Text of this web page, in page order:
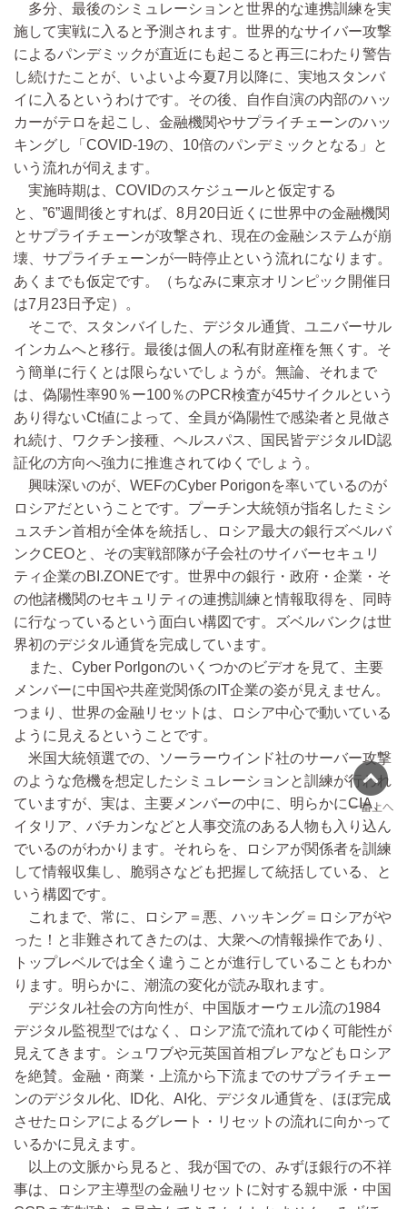
多分、最後のシミュレーションと世界的な連携訓練を実
施して実戦に入ると予測されます。世界的なサイバー攻撃
によるパンデミックが直近にも起こると再三にわたり警告
し続けたことが、いよいよ今夏7月以降に、実地スタンバ
イに入るというわけです。その後、自作自演の内部のハッ
カーがテロを起こし、金融機関やサプライチェーンのハッ
キングし「COVID-19の、10倍のパンデミックとなる」と
いう流れが伺えます。
実施時期は、COVIDのスケジュールと仮定する
と、”6”週間後とすれば、8月20日近くに世界中の金融機関
とサプライチェーンが攻撃され、現在の金融システムが崩
壊、サプライチェーンが一時停止という流れになります。
あくまでも仮定です。（ちなみに東京オリンピック開催日
は7月23日予定）。
そこで、スタンバイした、デジタル通貨、ユニバーサル
インカムへと移行。最後は個人の私有財産権を無くす。そ
う簡単に行くとは限らないでしょうが。無論、それまで
は、偽陽性率90％ー100％のPCR検査が45サイクルという
あり得ないCt値によって、全員が偽陽性で感染者と見做さ
れ続け、ワクチン接種、ヘルスパス、国民皆デジタルID認
証化の方向へ強力に推進されてゆくでしょう。
興味深いのが、WEFのCyber Porigonを率いているのが
ロシアだということです。プーチン大統領が指名したミシ
ュスチン首相が全体を統括し、ロシア最大の銀行ズベルバ
ンクCEOと、その実戦部隊が子会社のサイバーセキュリ
ティ企業のBI.ZONEです。世界中の銀行・政府・企業・そ
の他諸機関のセキュリティの連携訓練と情報取得を、同時
に行なっているという面白い構図です。ズベルバンクは世
界初のデジタル通貨を完成しています。
また、Cyber Porlgonのいくつかのビデオを見て、主要
メンバーに中国や共産党関係のIT企業の姿が見えません。
つまり、世界の金融リセットは、ロシア中心で動いている
ように見えるということです。
米国大統領選での、ソーラーウインド社のサーバー攻撃
のような危機を想定したシミュレーションと訓練が行われ
ていますが、実は、主要メンバーの中に、明らかにCIA、
イタリア、バチカンなどと人事交流のある人物も入り込ん
でいるのがわかります。それらを、ロシアが関係者を訓練
して情報収集し、脆弱さなども把握して統括している、と
いう構図です。
これまで、常に、ロシア＝悪、ハッキング＝ロシアがや
った！と非難されてきたのは、大衆への情報操作であり、
トップレベルでは全く違うことが進行していることもわか
ります。明らかに、潮流の変化が読み取れます。
デジタル社会の方向性が、中国版オーウェル流の1984
デジタル監視型ではなく、ロシア流で流れてゆく可能性が
見えてきます。シュワブや元英国首相ブレアなどもロシア
を絶賛。金融・商業・上流から下流までのサプライチェー
ンのデジタル化、ID化、AI化、デジタル通貨を、ほぼ完成
させたロシアによるグレート・リセットの流れに向かって
いるかに見えます。
以上の文脈から見ると、我が国での、みずほ銀行の不祥
事は、ロシア主導型の金融リセットに対する親中派・中国